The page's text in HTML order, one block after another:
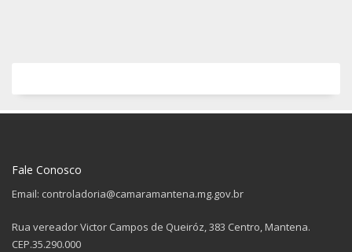
Fale Conosco
Email: controladoria@camaramantena.mg.gov.br
Rua vereador Victor Campos de Queiróz, 383 Centro, Mantena.
CEP.35.290.000